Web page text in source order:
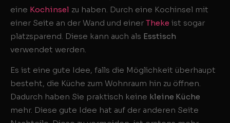
eine Kochinsel zu haben. Durch eine Kochinsel mit
einer Seite an der Wand und einer Theke ist sogar
platzsparend. Diese kann auch als Esstisch
verwendet werden.
Es ist eine gute Idee, falls die Möglichkeit überhaupt
besteht, die Küche zum Wohnraum hin zu öffnen.
Dadurch haben Sie praktisch keine kleine Küche
mehr. Diese gute Idee hat auf der anderen Seite